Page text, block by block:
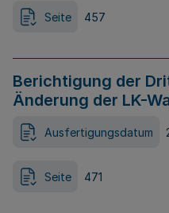
Seite 457
Berichtigung der
Änderung der LK-
Ausfertigungsdatum
Seite 471